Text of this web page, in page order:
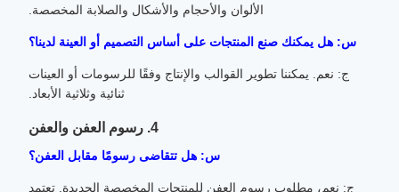
الألوان والأحجام والأشكال والصلابة المخصصة.
س: هل يمكنك صنع المنتجات على أساس التصميم أو العينة لدينا؟
ج: نعم. يمكننا تطوير القوالب والإنتاج وفقًا للرسومات أو العينات
ثنائية وثلاثية الأبعاد.
4. رسوم العفن والعفن
س: هل تتقاضى رسومًا مقابل العفن؟
ج: نعم، مطلوب رسوم العفن للمنتجات المخصصة الجديدة. تعتمد